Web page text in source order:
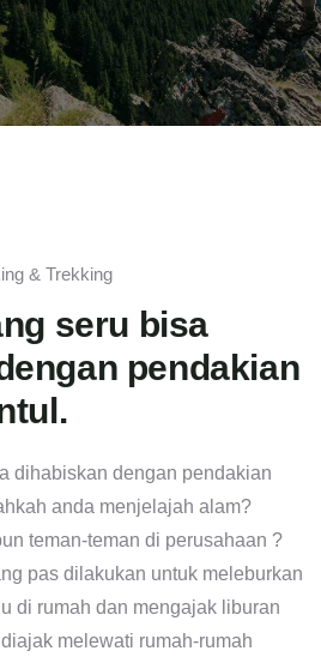
& Trekking
seru bisa
pendakian
dihabiskan dengan pendakian
anda menjelajah alam?
teman-teman di perusahaan ?
pas dilakukan untuk meleburkan
di rumah dan mengajak liburan
melewati rumah-rumah